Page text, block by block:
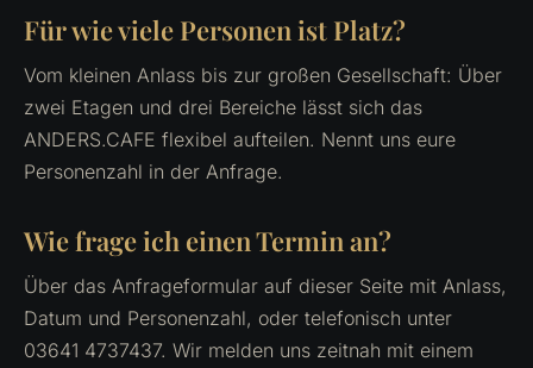
Für wie viele Personen ist Platz?
Vom kleinen Anlass bis zur großen Gesellschaft: Über
zwei Etagen und drei Bereiche lässt sich das
ANDERS.CAFE flexibel aufteilen. Nennt uns eure
Personenzahl in der Anfrage.
Wie frage ich einen Termin an?
Über das Anfrageformular auf dieser Seite mit Anlass,
Datum und Personenzahl, oder telefonisch unter
03641 4737437. Wir melden uns zeitnah mit einem